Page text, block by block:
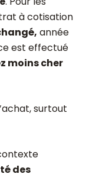
à cotisation
année
est effectué
moins cher
surtout
des